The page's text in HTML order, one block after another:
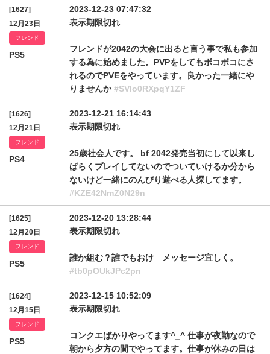
[1627]
12月23日
フレンド
PS5
2023-12-23 07:47:32
表示期限切れ
フレンドが2042の大会に出ると言う事で私も参加
する為に始めました。PVPをしてもボコボコにさ
れるのでPVEをやっています。良かった一緒にや
りませんか#SVlo0RXpqY1ZF
[1626]
12月21日
フレンド
PS4
2023-12-21 16:14:43
表示期限切れ
25歳社会人です。 bf 2042発売当初にして以来し
ばらくプレイしてないのでついていけるか分から
ないけど一緒にのんびり遊べる人探してます。
#KZE42NmZ0N29n
[1625]
12月20日
フレンド
PS5
2023-12-20 13:28:44
表示期限切れ
誰か組む？誰でもおけ メッセージ宜しく。
#tb0pOUkJPc2pn
[1624]
12月15日
フレンド
PS5
2023-12-15 10:52:09
表示期限切れ
コンクエばかりやってます^_^ 仕事が夜勤なので
朝から夕方の間でやってます。仕事が休みの日は